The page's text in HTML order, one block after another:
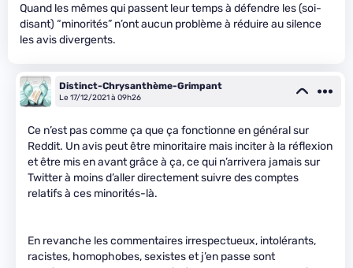
Quand les mêmes qui passent leur temps à défendre les (soi-
disant) “minorités” n’ont aucun problème à réduire au silence
les avis divergents.
Distinct-Chrysanthème-Grimpant
Le 17/12/2021 à 09h26
Ce n’est pas comme ça que ça fonctionne en général sur
Reddit. Un avis peut être minoritaire mais inciter à la réflexion
et être mis en avant grâce à ça, ce qui n’arrivera jamais sur
Twitter à moins d’aller directement suivre des comptes
relatifs à ces minorités-là.
En revanche les commentaires irrespectueux, intolérants,
racistes, homophobes, sexistes et j’en passe sont